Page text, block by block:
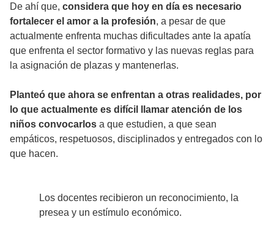
De ahí que, considera que hoy en día es necesario
fortalecer el amor a la profesión, a pesar de que
actualmente enfrenta muchas dificultades ante la apatía
que enfrenta el sector formativo y las nuevas reglas para
la asignación de plazas y mantenerlas.
Planteó que ahora se enfrentan a otras realidades, por
lo que actualmente es difícil llamar atención de los
niños convocarlos a que estudien, a que sean
empáticos, respetuosos, disciplinados y entregados con lo
que hacen.
Los docentes recibieron un reconocimiento, la
presea y un estímulo económico.